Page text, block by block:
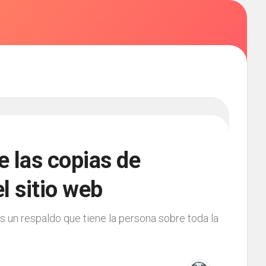
las copias de
sitio web
respaldo que tiene la persona sobre toda la